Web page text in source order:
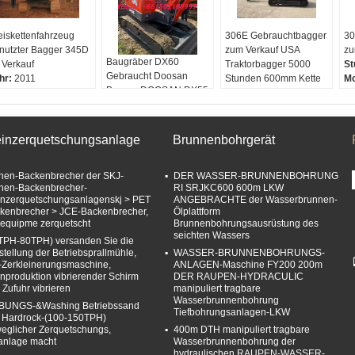
Bagger 345D
2011
Baugräber DX60
Gebraucht Doosan
Bagger DOOSAN DX55
DX60 Gebraucht
Kompaktbagger
Marke:
DOOSAN.
Stunden:
5000
0.5m3
306E Gebrauchtbagger
zum Verkauf USA
Traktorbagger 5000
Stunden 600mm Kette
Verkauf
Motor:CAT
Kette:
Backenbrecher der SKJ-
Backenbrecher-
> PET
> JCE-Backenbrecher,
zerquetscht
80TPH) versanden Sie die
der Betriebsprallmühle,
Zerkleinerungsmaschine,
vibrierender Schirm
Zufuhr vibrieren
&Washing Betriebssand
(100-150TPH)
Zerquetschungs,
macht
Brunnenbohrgerät
DER WASSER-BRUNNENBOHRUNG
RI SRJKC600 600m LKW
ANGEBRACHTE der Wasserbrunnen-
Ölplattform
Brunnenbohrungsausrüstung des
seichten Wassers
WASSER-BRUNNENBOHRUNGS-
ANLAGEN-Maschine FY200 200m
DER RAUPEN-HYDRACULIC
manipuliert tragbare
Wasserbrunnenbohrung
Tiefbohrungsanlagen-LKW
400m DTH manipuliert tragbare
Wasserbrunnenbohrung der